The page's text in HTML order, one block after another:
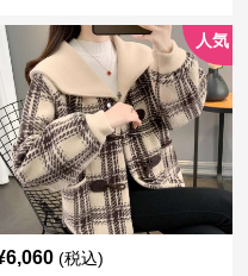
人気
6,060 (税込)